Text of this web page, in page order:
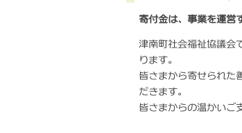
寄付金は、事業を運営
津南町社会福祉協議会
ります。
皆さまから寄せられた
だきます。
皆さまからの温かいご